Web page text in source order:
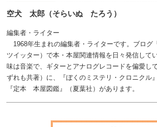
空犬 太郎（そらいぬ たろう）
編集者・ライター
1968年生まれの編集者・ライターです。ブログ
ツイッター）で本・本屋関連情報を日々発信して
味は音楽で、ギターとアナログレコードを偏愛し
ずれも共著）に、『ぼくのミステリ・クロニクル
『定本 本屋図鑑』（夏葉社）があります。